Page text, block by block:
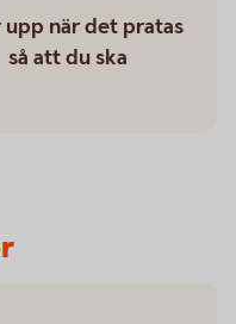
när det pratas
att du ska